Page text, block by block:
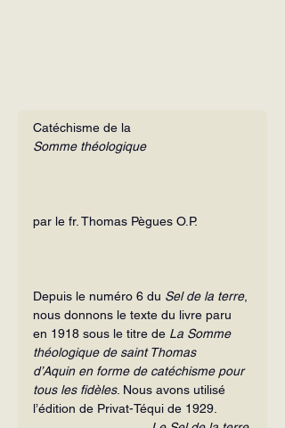
Catéchisme de la
Somme théologique
par le fr. Thomas Pègues O.P.
Depuis le numéro 6 du Sel de la terre,
nous donnons le texte du livre paru
en 1918 sous le titre de La Somme
théologique de saint Thomas
d’Aquin en forme de catéchisme pour
tous les fidèles. Nous avons utilisé
l’édition de Privat-Téqui de 1929.